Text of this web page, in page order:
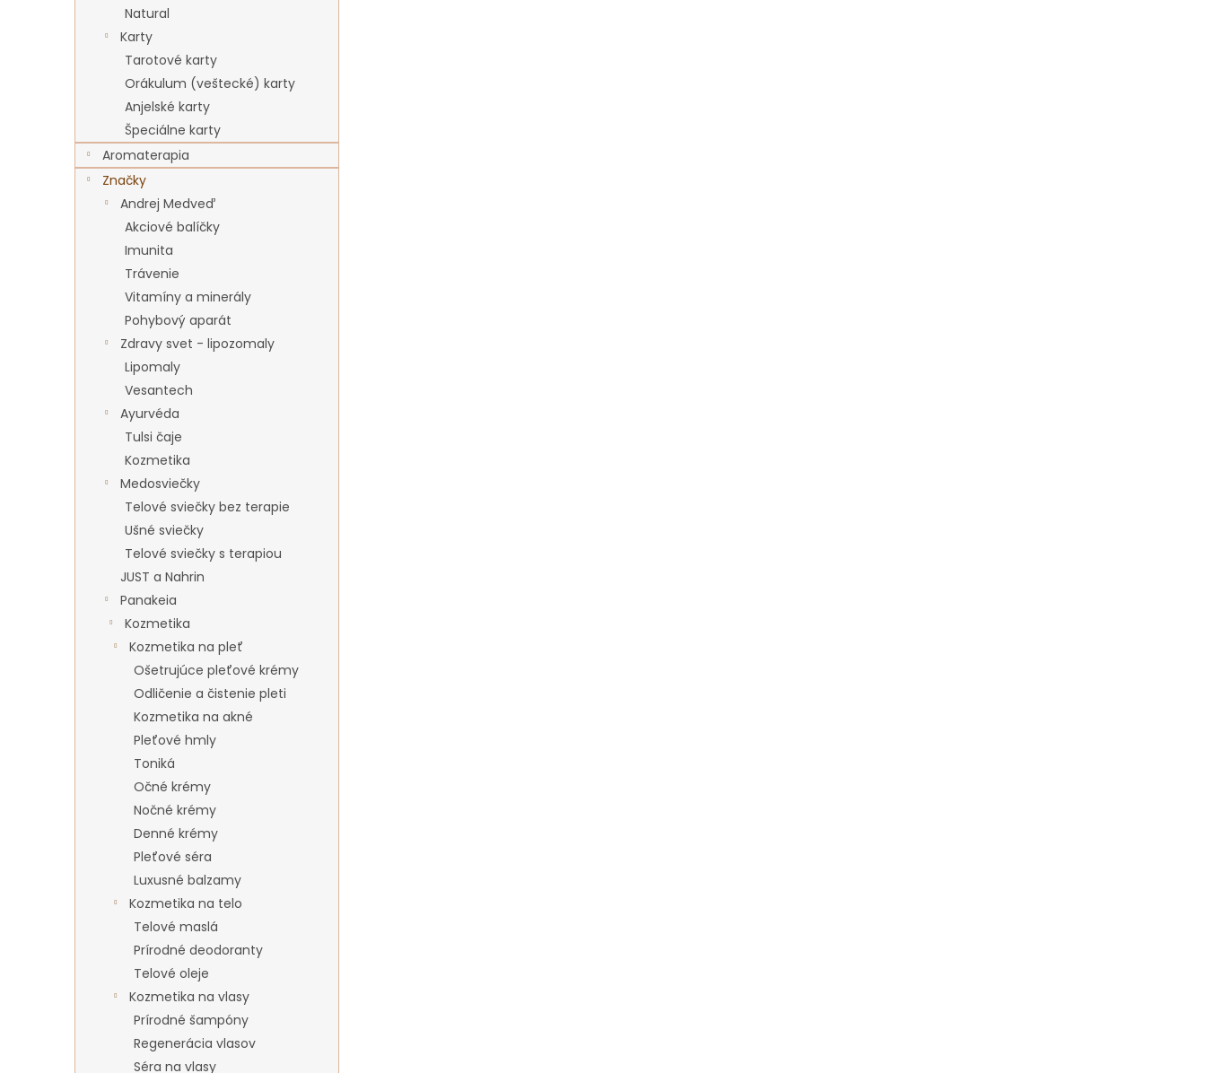
Natural
Karty
Tarotové karty
Orákulum (veštecké) karty
Anjelské karty
Špeciálne karty
Aromaterapia
Značky
Andrej Medveď
Akciové balíčky
Imunita
Trávenie
Vitamíny a minerály
Pohybový aparát
Zdravy svet - lipozomaly
Lipomaly
Vesantech
Ayurvéda
Tulsi čaje
Kozmetika
Medosviečky
Telové sviečky bez terapie
Ušné sviečky
Telové sviečky s terapiou
JUST a Nahrin
Panakeia
Kozmetika
Kozmetika na pleť
Ošetrujúce pleťové krémy
Odličenie a čistenie pleti
Kozmetika na akné
Pleťové hmly
Toniká
Očné krémy
Nočné krémy
Denné krémy
Pleťové séra
Luxusné balzamy
Kozmetika na telo
Telové maslá
Prírodné deodoranty
Telové oleje
Kozmetika na vlasy
Prírodné šampóny
Regenerácia vlasov
Séra na vlasy